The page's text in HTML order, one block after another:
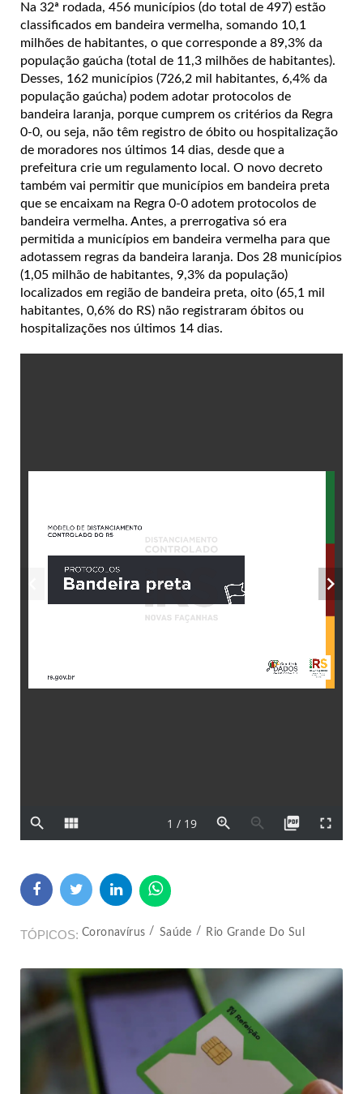
Na 32ª rodada, 456 municípios (do total de 497) estão
classificados em bandeira vermelha, somando 10,1
milhões de habitantes, o que corresponde a 89,3% da
população gaúcha (total de 11,3 milhões de habitantes).
Desses, 162 municípios (726,2 mil habitantes, 6,4% da
população gaúcha) podem adotar protocolos de
bandeira laranja, porque cumprem os critérios da Regra
0-0, ou seja, não têm registro de óbito ou hospitalização
de moradores nos últimos 14 dias, desde que a
prefeitura crie um regulamento local. O novo decreto
também vai permitir que municípios em bandeira preta
que se encaixam na Regra 0-0 adotem protocolos de
bandeira vermelha. Antes, a prerrogativa só era
permitida a municípios em bandeira vermelha para que
adotassem regras da bandeira laranja. Dos 28 municípios
(1,05 milhão de habitantes, 9,3% da população)
localizados em região de bandeira preta, oito (65,1 mil
habitantes, 0,6% do RS) não registraram óbitos ou
hospitalizações nos últimos 14 dias.
TÓPICOS Coronavírus Saúde Rio Grande Do Sul